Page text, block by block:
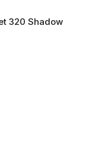
320 Shadow